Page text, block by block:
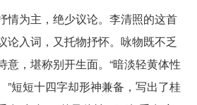
情为主，绝少议论。李清照的这首
论入词，又托物抒怀。咏物既不乏
意，堪称别开生面。“暗淡轻黄体性
”短短十四字却形神兼备，写出了桂